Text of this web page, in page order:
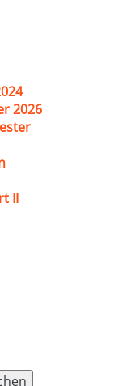
2026
II